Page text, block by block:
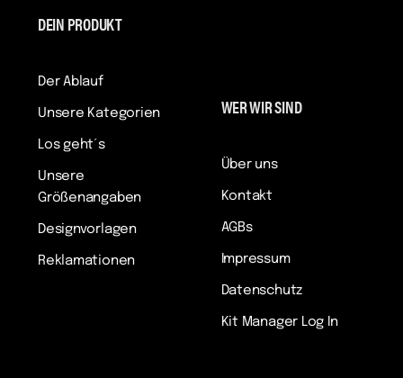
DEIN PRODUKT
Der Ablauf
Unsere Kategorien
Los geht´s
Unsere
Größenangaben
Designvorlagen
Reklamationen
WER WIR SIND
Über uns
Kontakt
AGBs
Impressum
Datenschutz
Kit Manager Log In